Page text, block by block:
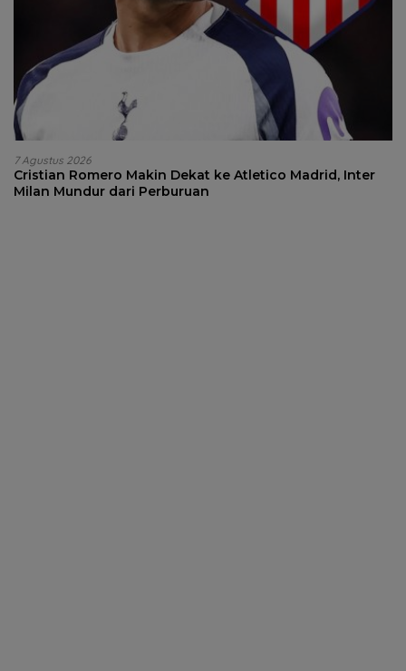
7 Agustus 2026
Cristian Romero Makin Dekat ke Atletico Madrid, Inter
Milan Mundur dari Perburuan